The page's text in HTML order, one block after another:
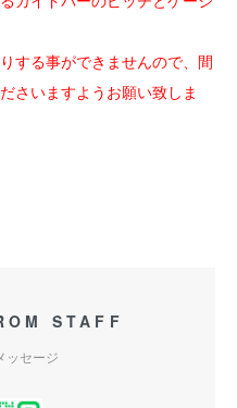
する事ができませんので、間
さいますようお願い致しま
STAFF
ッセージ